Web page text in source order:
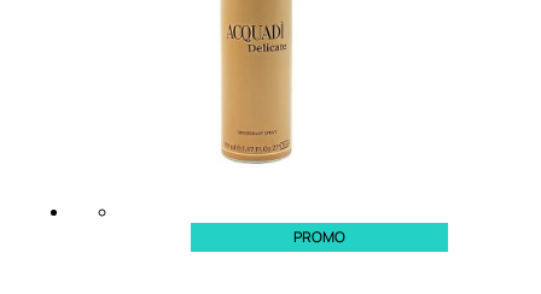
Pennelli
labbra
PROMO